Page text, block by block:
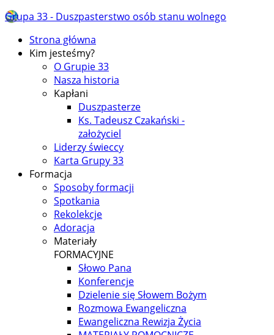
Grupa 33 - Duszpasterstwo osób stanu wolnego
Strona główna
Kim jesteśmy?
O Grupie 33
Nasza historia
Kapłani
Duszpasterze
Ks. Tadeusz Czakański -
założyciel
Liderzy świeccy
Karta Grupy 33
Formacja
Sposoby formacji
Spotkania
Rekolekcje
Adoracja
Materiały
FORMACYJNE
Słowo Pana
Konferencje
Dzielenie się Słowem Bożym
Rozmowa Ewangeliczna
Ewangeliczna Rewizja Życia